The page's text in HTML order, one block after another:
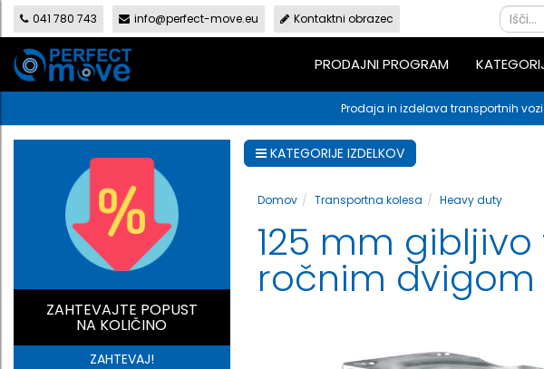
041 780 743 info@perfect-move.eu Kontaktni obrazec
PRODAJNI PROGRAM
Prodaja in izdelava transportnih
ZAHTEVAJTE POPUST
NA KOLIČINO
ZAHTEVAJ!
KATEGORIJE IZDELKOV
Domov Transportna kolesa Heavy duty
125 mm
ročnim dvigom